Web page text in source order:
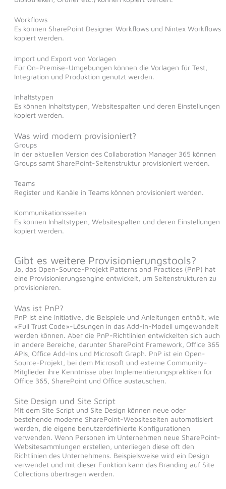
Workflows
Es können SharePoint Designer Workflows und Nintex Workflows
kopiert werden.
Import und Export von Vorlagen
Für On-Premise-Umgebungen können die Vorlagen für Test,
Integration und Produktion genutzt werden.
Inhaltstypen
Es können Inhaltstypen, Websitespalten und deren Einstellungen
kopiert werden.
Was wird modern provisioniert?
Groups
In der aktuellen Version des Collaboration Manager 365 können
Groups samt SharePoint-Seitenstruktur provisioniert werden.
Teams
Register und Kanäle in Teams können provisioniert werden.
Kommunikationsseiten
Es können Inhaltstypen, Websitespalten und deren Einstellungen
kopiert werden.
Gibt es weitere Provisionierungstools?
Ja, das Open-Source-Projekt Patterns and Practices (PnP) hat
eine Provisionierungsengine entwickelt, um Seitenstrukturen zu
provisionieren.
Was ist PnP?
PnP ist eine Initiative, die Beispiele und Anleitungen enthält, wie
«Full Trust Code»-Lösungen in das Add-In-Modell umgewandelt
werden können. Aber die PnP-Richtlinien entwickelten sich auch
in andere Bereiche, darunter SharePoint Framework, Office 365
APIs, Office Add-Ins und Microsoft Graph. PnP ist ein Open-
Source-Projekt, bei dem Microsoft und externe Community-
Mitglieder ihre Kenntnisse über Implementierungspraktiken für
Office 365, SharePoint und Office austauschen.
Site Design und Site Script
Mit dem Site Script und Site Design können neue oder
bestehende moderne SharePoint-Websiteseiten automatisiert
werden, die eigene benutzerdefinierte Konfigurationen
verwenden. Wenn Personen im Unternehmen neue SharePoint-
Websitesammlungen erstellen, unterliegen diese oft den
Richtlinien des Unternehmens. Beispielsweise wird ein Design
verwendet und mit dieser Funktion kann das Branding auf Site
Collections übertragen werden.